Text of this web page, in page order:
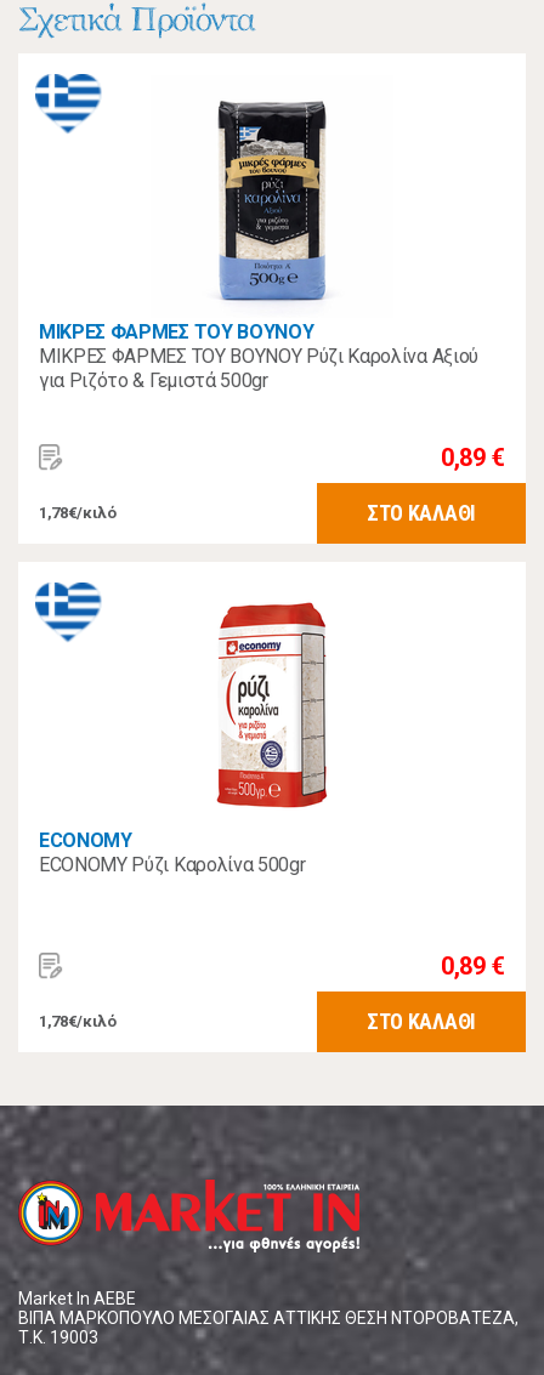
Σχετικά Προϊόντα
ΜΙΚΡΕΣ ΦΑΡΜΕΣ ΤΟΥ ΒΟΥΝΟΥ
ΜΙΚΡΕΣ ΦΑΡΜΕΣ ΤΟΥ ΒΟΥΝΟΥ Ρύζι Καρολίνα Αξιού
για Ριζότο & Γεμιστά 500gr
0,89 €
1,78€/κιλό ΣΤΟ ΚΑΛΑΘΙ
ECONOMY
ECONOMY Ρύζι Καρολίνα 500gr
0,89 €
1,78€/κιλό ΣΤΟ ΚΑΛΑΘΙ
Market In ΑΕΒΕ
ΒΙΠΑ ΜΑΡΚΟΠΟΥΛΟ ΜΕΣΟΓΑΙΑΣ ΑΤΤΙΚΗΣ ΘΕΣΗ ΝΤΟΡΟΒΑΤΕΖΑ,
Τ.Κ. 19003